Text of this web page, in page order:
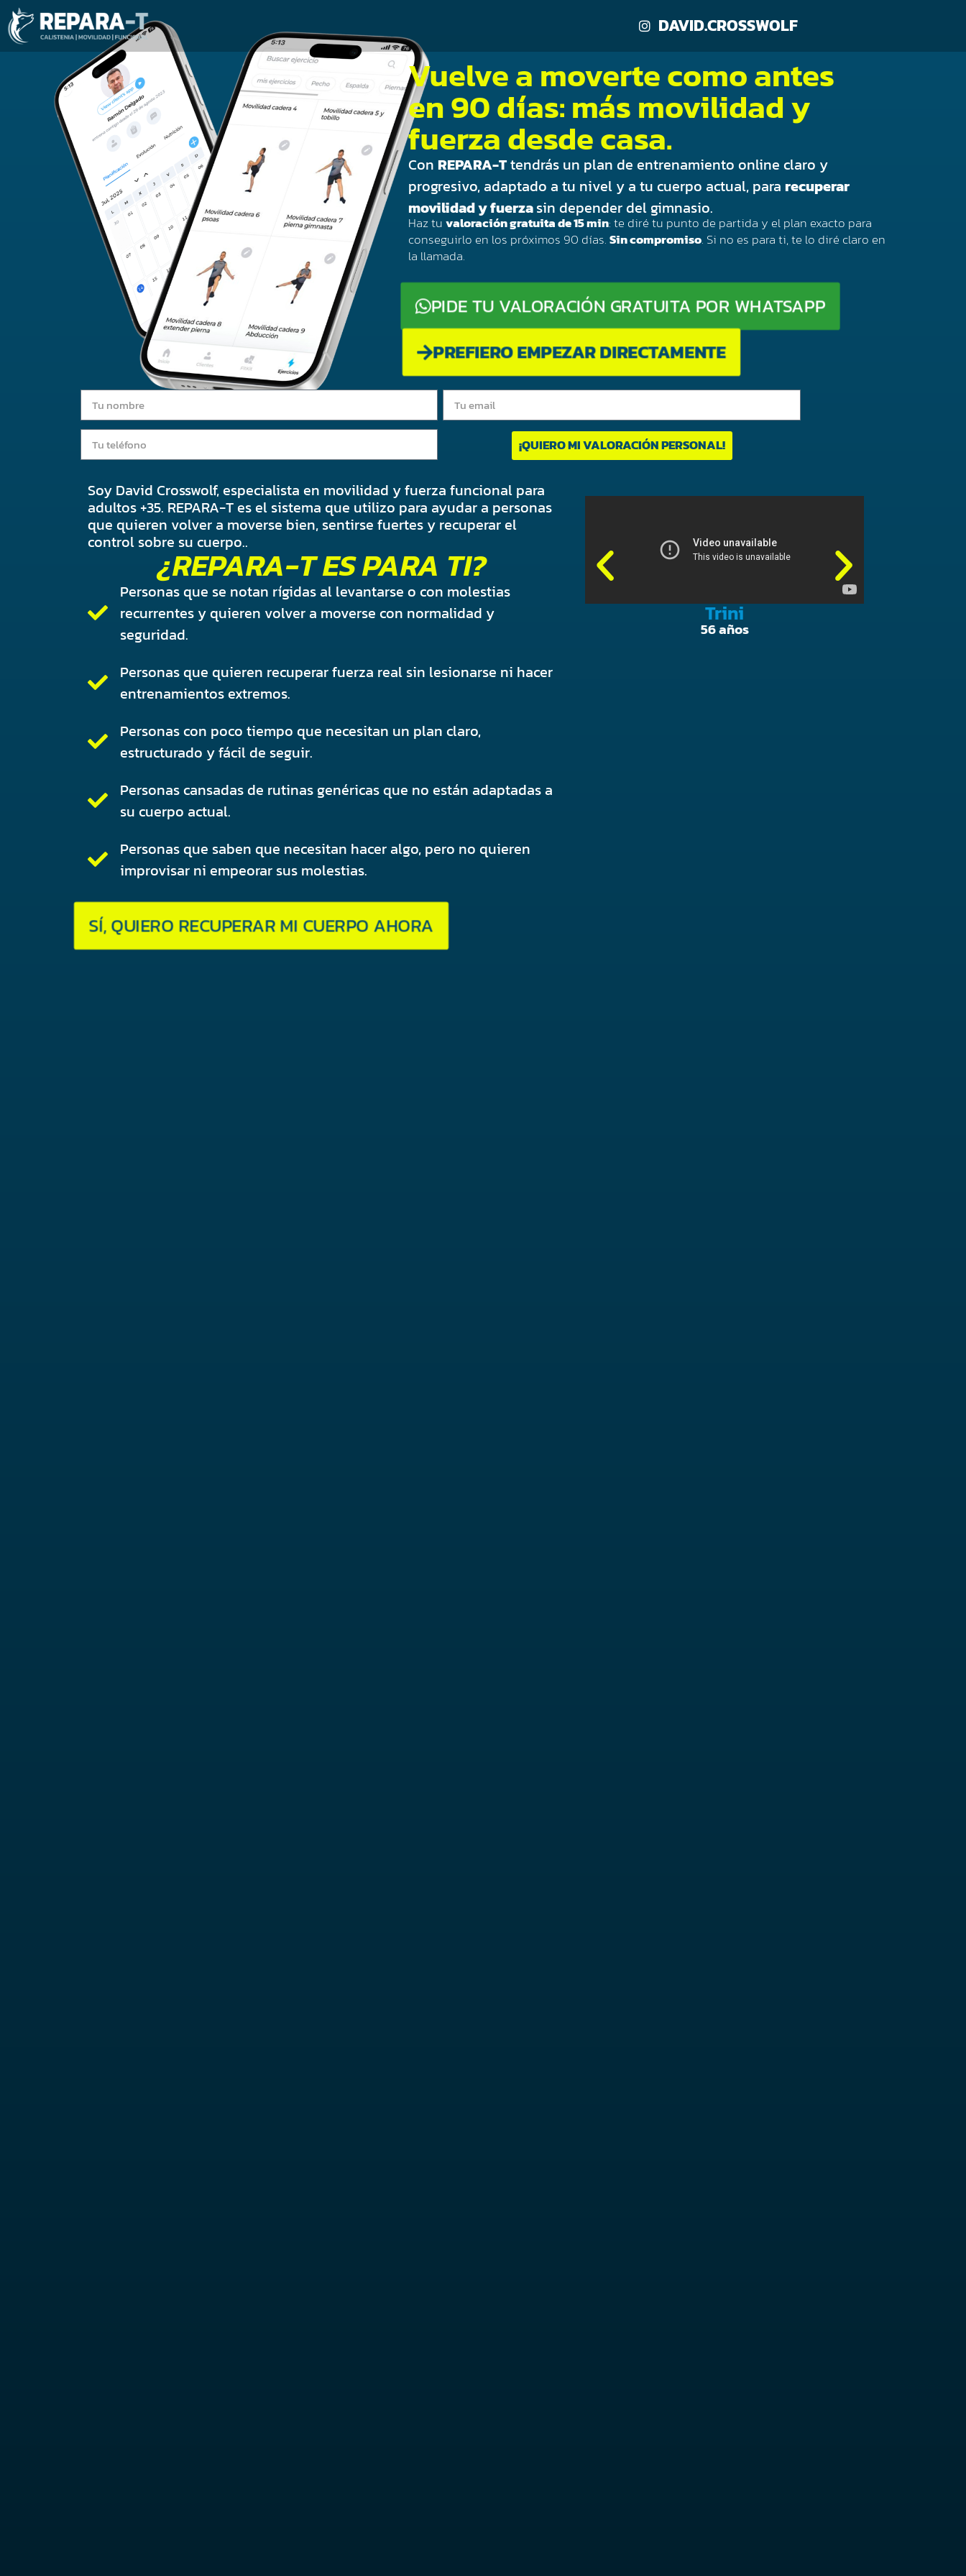
DAVID.CROSSWOLF
Vuelve a moverte como antes
en 90 días: más movilidad y
fuerza desde casa.
Con REPARA-Ttendrás un plan de entrenamiento online claro y
progresivo, adaptado a tu nivel y a tu cuerpo actual, para recuperar
movilidad y fuerzasin depender del gimnasio.
Haz tuvaloración gratuita de 15 min: te diré tu punto de partida y el plan exacto para
conseguirlo en los próximos 90 días.Sin compromiso. Si no es para ti, te lo diré claro en
la llamada.
PIDE TU VALORACIÓN GRATUITA POR WHATSAPP
PREFIERO EMPEZAR DIRECTAMENTE
¡QUIERO MI VALORACIÓN PERSONAL!
Soy David Crosswolf, especialista en movilidad y fuerza funcional para
adultos +35. REPARA-T es el sistema que utilizo para ayudar a personas
que quieren volver a moverse bien, sentirse fuertes y recuperar el
control sobre su cuerpo..
¿REPARA-T ES PARA TI?
Personas que se notan rígidas al levantarse o con molestias
recurrentes y quieren volver a moverse con normalidad y
seguridad.
Personas que quieren recuperar fuerza real sin lesionarse ni hacer
entrenamientos extremos.
Personas con poco tiempo que necesitan un plan claro,
estructurado y fácil de seguir.
Personas cansadas de rutinas genéricas que no están adaptadas a
su cuerpo actual.
Personas que saben que necesitan hacer algo, pero no quieren
improvisar ni empeorar sus molestias.
Trini
56 años
SÍ, QUIERO RECUPERAR MI CUERPO AHORA